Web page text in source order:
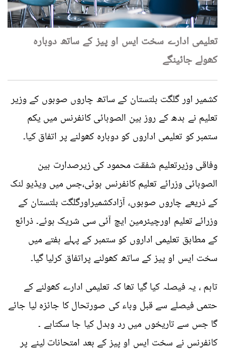
تعلیمی ادارے سخت ایس او پیز کے ساتھ دوبارہ
کھولے جائینگے
کشمیر اور گلگت بلتستان کے ساتھ چاروں صوبوں کے وزیر
تعلیم نے بدھ کے روز بین الصوبائی کانفرنس میں یکم
ستمبر کو تعلیمی اداروں کو دوبارہ کھولنے پر اتفاق کیا۔
وفاقی وزیرتعلیم شفقت محمود کی زیرصدارت بین
الصوبائی وزرائے تعلیم کانفرنس ہوئی،جس میں ویڈیو لنک
کے ذریعے چاروں صوبوں، آزادکشمیراورگلگت بلتستان کے
وزرائے تعلیم اورچیئرمین ایچ آئی سی شریک ہوئے۔ ذرائع
کے مطابق تعلیمی اداروں کو ستمبر کے پہلے ہفتے میں
سخت ایس او پیز کے ساتھ کھولنے پراتفاق کرلیا گیا۔
تاہم ، یہ فیصلہ کیا گیا تھا کہ تعلیمی ادارے کھولنے کے
حتمی فیصلے سے قبل وباء کی صورتحال کا جائزہ لیا جائے
گا جس سے تاریخوں میں رد وبدل کیا جا سکتاہے ۔
کانفرنس نے سخت ایس او پیز کے بعد امتحانات لینے پر